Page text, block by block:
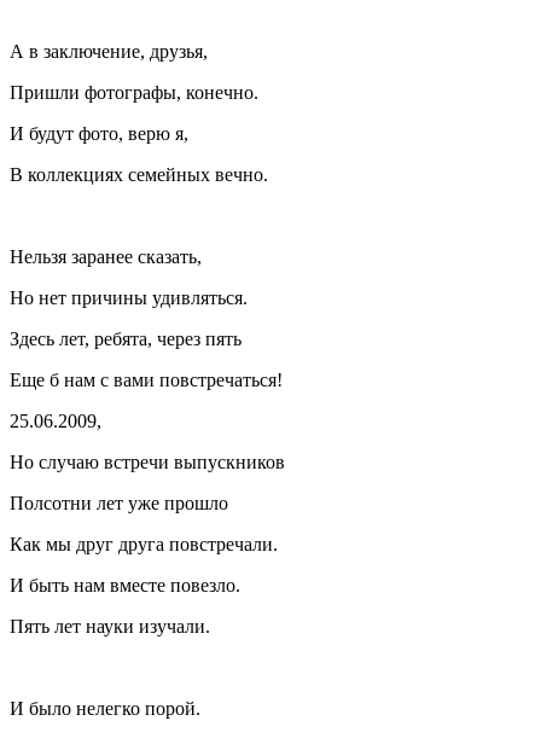
А в заключение, друзья,
Пришли фотографы, конечно.
И будут фото, верю я,
В коллекциях семейных вечно.
Нельзя заранее сказать,
Но нет причины удивляться.
Здесь лет, ребята, через пять
Еще б нам с вами повстречаться!
25.06.2009,
Но случаю встречи выпускников
Полсотни лет уже прошло
Как мы друг друга повстречали.
И быть нам вместе повезло.
Пять лет науки изучали.
И было нелегко порой.